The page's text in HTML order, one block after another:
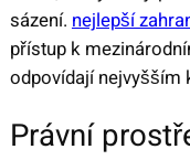
sázení. nejlepší
přístup k
odpovídají nejvyšším
Právní